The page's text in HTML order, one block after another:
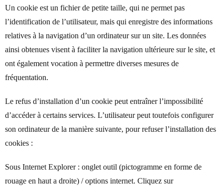
Un cookie est un fichier de petite taille, qui ne permet pas
l’identification de l’utilisateur, mais qui enregistre des informations
relatives à la navigation d’un ordinateur sur un site. Les données
ainsi obtenues visent à faciliter la navigation ultérieure sur le site, et
ont également vocation à permettre diverses mesures de
fréquentation.
Le refus d’installation d’un cookie peut entraîner l’impossibilité
d’accéder à certains services. L’utilisateur peut toutefois configurer
son ordinateur de la manière suivante, pour refuser l’installation des
cookies :
Sous Internet Explorer : onglet outil (pictogramme en forme de
rouage en haut a droite) / options internet. Cliquez sur